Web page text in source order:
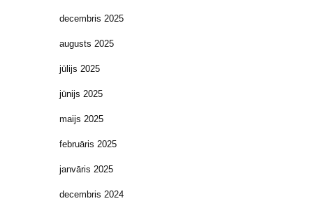
decembris 2025
augusts 2025
jūlijs 2025
jūnijs 2025
maijs 2025
februāris 2025
janvāris 2025
decembris 2024